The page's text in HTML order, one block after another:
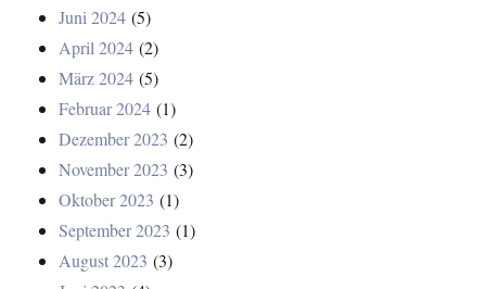
Juni 2024 (5)
April 2024 (2)
März 2024 (5)
Februar 2024 (1)
Dezember 2023 (2)
November 2023 (3)
Oktober 2023 (1)
September 2023 (1)
August 2023 (3)